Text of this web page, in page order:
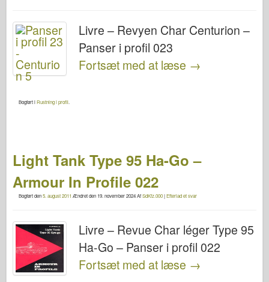
Livre – Revyen Char Centurion –
Panser i profil 023
Fortsæt med at læse →
Bogført iRustning i profil
Light Tank Type 95 Ha-Go –
Armour In Profile 022
Bogført den5. august 2011 Ændret den 19. november 2024AfSdKfz.000|Efterlad et svar
Livre – Revue Char léger Type 95
Ha-Go – Panser i profil 022
Fortsæt med at læse →